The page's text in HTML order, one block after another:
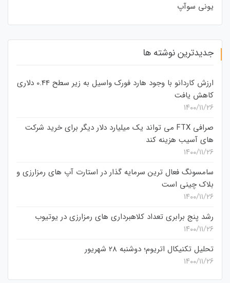
یونی سوآپ
جدیدترین نوشته ها
ارزش کاردانو با وجود هارد فورک واسیل به زیر سطح 0.44 دلاری
کاهش یافت
۱۴۰۰/۱۱/۲۶
صرافی FTX می تواند یک میلیارد دلار دیگر برای خرید شرکت
های آسیب هزینه کند
۱۴۰۰/۱۱/۲۶
سامسونگ فعال‌ ترین سرمایه‌ گذار در استارت‌ آپ‌ های رمزارزی و
بلاک چینی است
۱۴۰۰/۱۱/۲۶
رشد پنج برابری تعداد کلاهبرداری های رمزارزی در یوتیوب
۱۴۰۰/۱۱/۲۶
تحلیل تکنیکال اتریوم؛ دوشنبه 28 شهریور
۱۴۰۰/۱۱/۲۶